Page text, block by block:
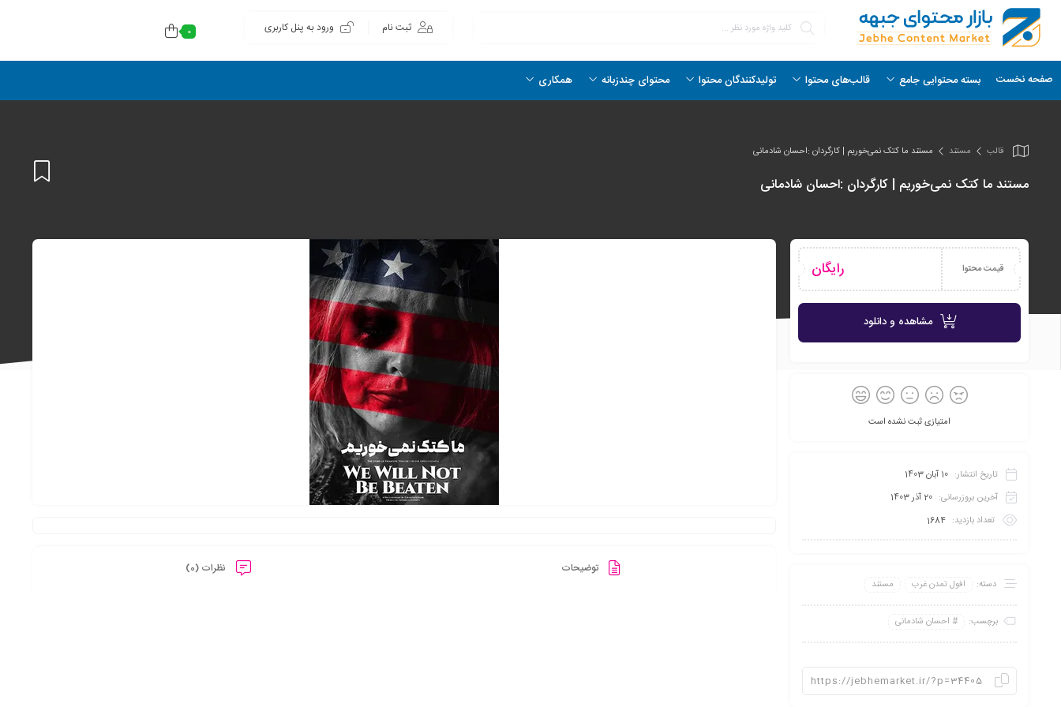
ثبت نام ورود به پنل کاربری 0
صفحه نخست بسته محتوایی جامع قالب‌های محتوا تولیدکنندگان محتوا محتوای چندزبانه همکاری
قالب مستند مستند ما کتک نمی‌خوریم | کارگردان :احسان شادمانی
مستند ما کتک نمی‌خوریم | کارگردان :احسان شادمانی
توضیحات نظرات (0)
قیمت محتوا رایگان
مشاهده و دانلود
امتیازی ثبت نشده است
تاریخ انتشار: 10 آبان 1403
آخرین بروزرسانی: 20 آذر 1403
تعداد بازدید: 1684
دسته: افول تمدن غرب مستند
برچسب: احسان شادمانی